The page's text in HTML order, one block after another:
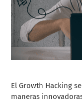
El Growth Hacking
maneras